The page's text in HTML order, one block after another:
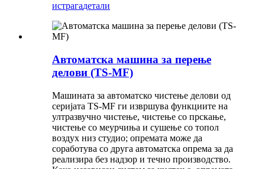
истрагадетали
Автоматска машина за перење
делови (TS-MF)
Машината за автоматско чистење делови од
серијата TS-MF ги извршува функциите на
ултразвучно чистење, чистење со прскање,
чистење со меурчиња и сушење со топол
воздух низ студио; опремата може да
соработува со друга автоматска опрема за да
реализира без надзор и течно производство.